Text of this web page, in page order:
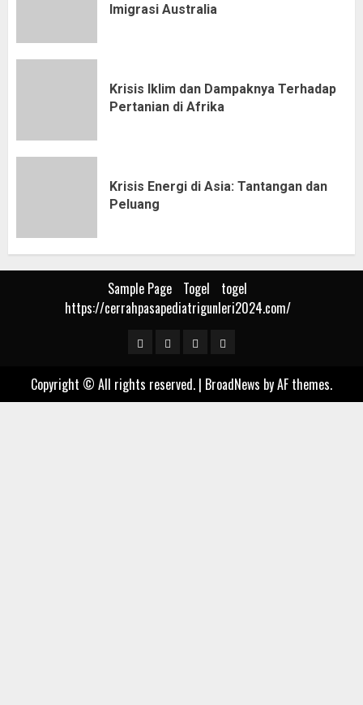
Imigrasi Australia
Krisis Iklim dan Dampaknya Terhadap
Pertanian di Afrika
Krisis Energi di Asia: Tantangan dan
Peluang
Sample Page Togel
togel
https://cerrahpasapediatrigunleri2024.com/
SampleTogeltogel https://
Copyright © All rights reserved. | BroadNews by AF themes.